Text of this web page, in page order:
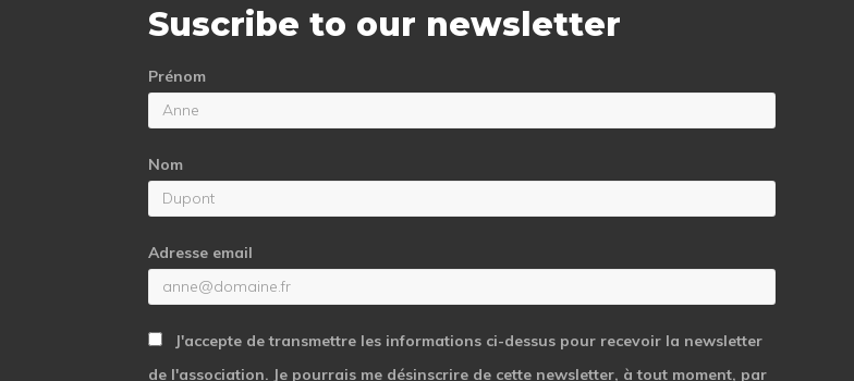
290
Suscribe to our newsletter
Prénom
Nom
Adresse email
J'accepte de transmettre les informations ci-dessus pour recevoir la newsletter
de l'association. Je pourrais me désinscrire de cette newsletter, à tout moment, par